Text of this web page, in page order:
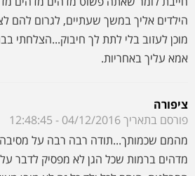
מהמם שכמותך...תודה רבה רבה על מסיבה
מדהים ברמות שכל הגן לא מפסיק לדבר
הסבלנות, היחס לכל ילד כל זה לא מובן
אייל מחכה כבר לבוא להופעות שלך.
אלה
פורסם בתאריך 24/11/2016 - 11:10:49
ורדי היקר!! רוב תודות על הפעלה מקסימה
תגובות ומחמאות מההורים שהילדים נהנו